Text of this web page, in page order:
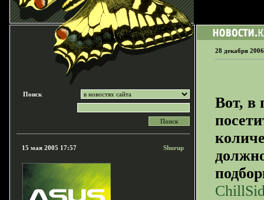
Поиск
15 мая 2005 17:57 Shurup
28 декабря
Вот, в